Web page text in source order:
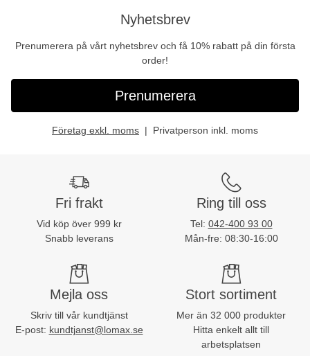
Nyhetsbrev
Prenumerera på vårt nyhetsbrev och få 10% rabatt på din första
order!
Prenumerera
Företag exkl. moms Privatperson inkl. moms
Fri frakt
Vid köp över 999 kr
Snabb leverans
Ring till oss
Tel: 042-400 93 00
Mån-fre: 08:30-16:00
Mejla oss
Skriv till vår kundtjänst
E-post: kundtjanst@lomax.se
Stort sortiment
Mer än 32 000 produkter
Hitta enkelt allt till
arbetsplatsen